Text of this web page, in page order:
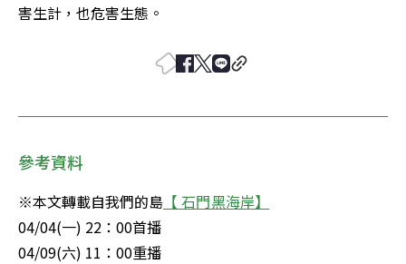
害生計，也危害生態。
參考資料
※本文轉載自我們的島 【 石門黑海岸】
04/04(一) 22：00首播
04/09(六) 11：00重播